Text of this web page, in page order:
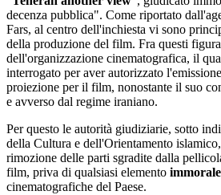
decenza pubblica". Come riportato
Fars, al centro dell'inchiesta vi sono
della produzione del film. Fra questi
dell'organizzazione cinematografica, il
interrogato per aver autorizzato
proiezione per il film, nonostante il suo
e avverso dal regime iraniano.
Per questo le autorità giudiziarie, sotto
della Cultura e dell'Orientamento
rimozione delle parti sgradite dalla
film, priva di qualsiasi elemento immorale
cinematografiche del Paese.